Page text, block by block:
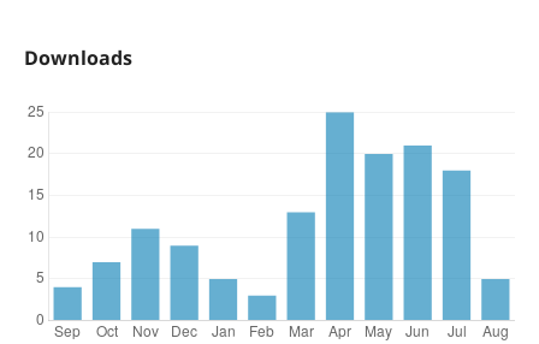
Downloads